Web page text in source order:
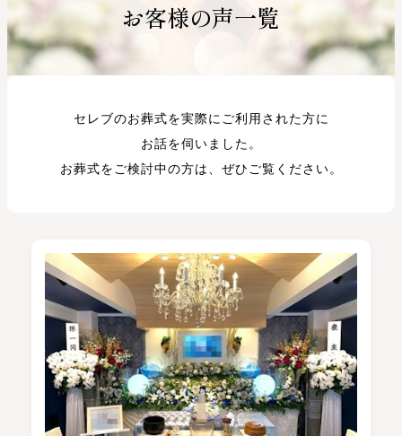
お客様の声一覧
セレブのお葬式を実際にご利用された方に
お話を伺いました。
お葬式をご検討中の方は、ぜひご覧ください。